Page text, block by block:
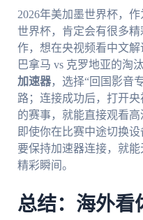
2026年美加墨世界杯，
世界杯，肯定会有很多
作，想在央视频看中文
巴拿马 vs 克罗地亚的淘
加速器，选择“回国影音
路；连接成功后，打开
的赛事，就能直接观看高
即使你在比赛中途切换
要保持加速器连接，就
精彩瞬间。
总结：海外看